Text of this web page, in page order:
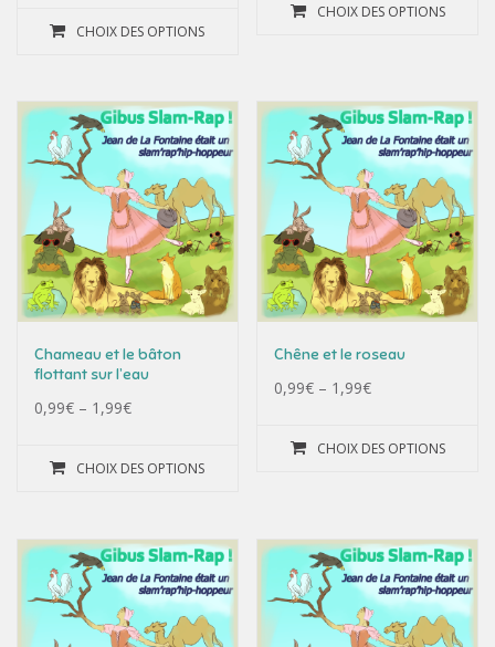
CHOIX DES OPTIONS
CHOIX DES OPTIONS
Chameau et le bâton
flottant sur l’eau
0,99€ – 1,99€
CHOIX DES OPTIONS
Chêne et le roseau
0,99€ – 1,99€
CHOIX DES OPTIONS